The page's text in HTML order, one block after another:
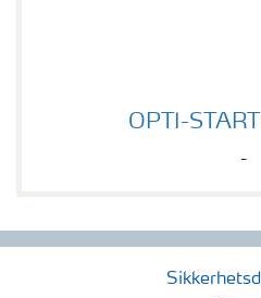
OPTI-START 12-23-0
OPTI-
-